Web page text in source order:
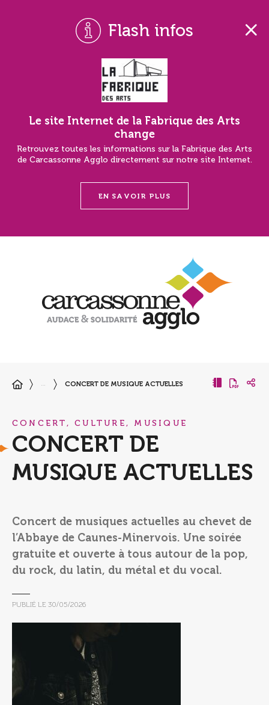
Flash infos
Le site Internet de la Fabrique des Arts
change
Retrouvez toutes les informations sur la Fabrique des Arts
de Carcassonne Agglo directement sur notre site Internet.
EN SAVOIR PLUS
… CONCERT DE MUSIQUE ACTUELLES
CONCERT, CULTURE, MUSIQUE
CONCERT DE
MUSIQUE ACTUELLES
Concert de musiques actuelles au chevet de
l’Abbaye de Caunes-Minervois. Une soirée
gratuite et ouverte à tous autour de la pop,
du rock, du latin, du métal et du vocal.
PUBLIÉ LE 30/05/2026